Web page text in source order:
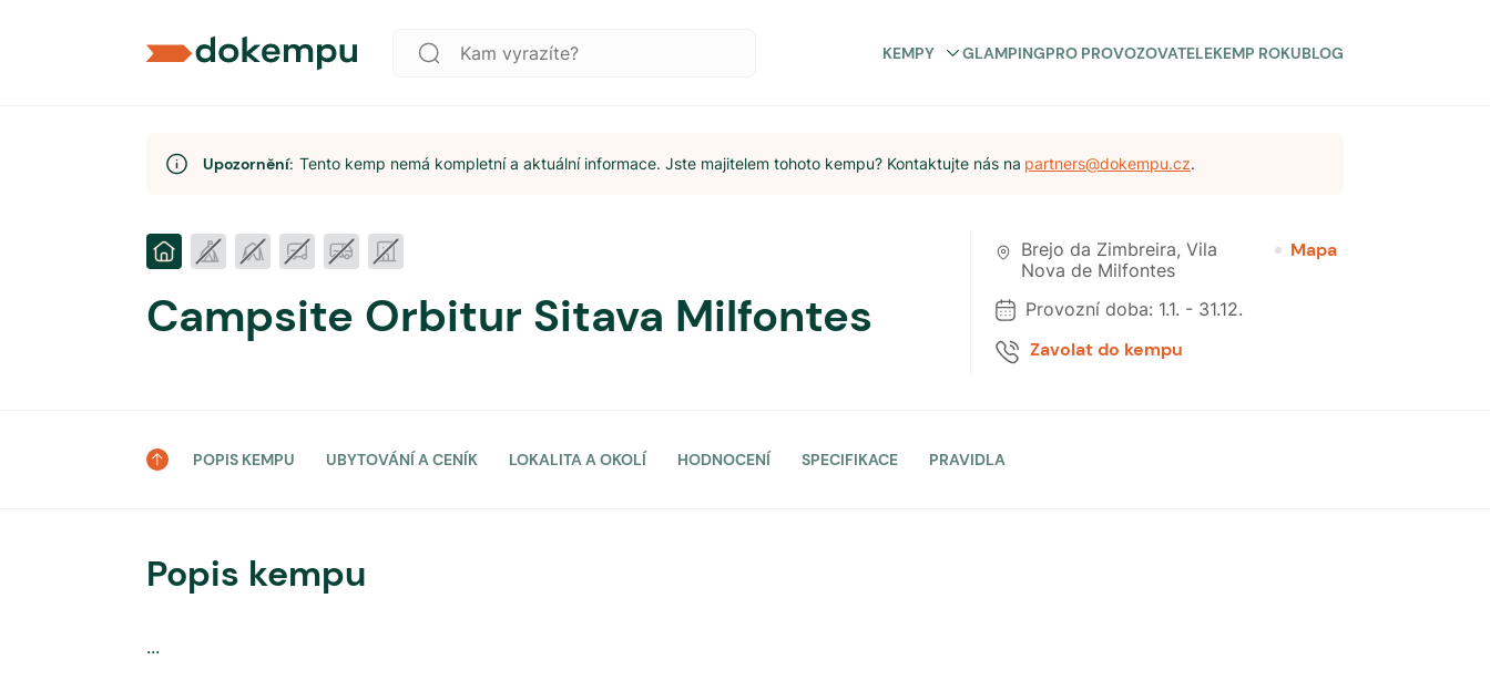
KEMPY GLAMPINGPRO PROVOZOVATELEKEMP ROKUBLOG
Upozornění: Tento kemp nemá kompletní a aktuální informace. Jste majitelem tohoto kempu? Kontaktujte nás na partners@dokempu.cz.
Campsite Orbitur Sitava Milfontes
Brejo da Zimbreira,Vila
Nova de Milfontes
Mapa
Provozní doba: 1.1. - 31.12.
Zavolat do kempu
POPIS KEMPU UBYTOVÁNÍ A CENÍK LOKALITA A OKOLÍ HODNOCENÍ SPECIFIKACE PRAVIDLA
Popis kempu
...